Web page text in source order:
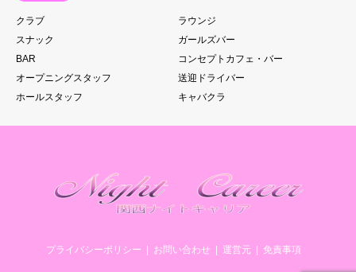
クラブ
ラウンジ
スナック
ガールズバー
BAR
コンセプトカフェ・バー
オープニングスタッフ
送迎ドライバー
ホールスタッフ
キャバクラ
プライバシーポリシー お問い合わせ 運営元 免責事項